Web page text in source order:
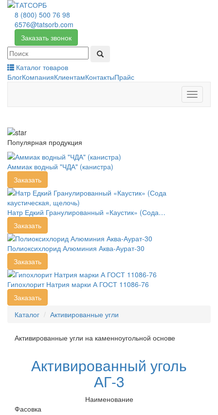
8 (800) 500 76 98
6576@tatsorb.com
Заказать звонок
Каталог товаров
БлогКомпанияКлиентамКонтактыПрайс
Toggle
Популярная продукция
Аммиак водный "ЧДА" (канистра)
Заказать
Натр Едкий Гранулированный «Каустик» (Сода…
Заказать
Полиоксихлорид Алюминия Аква-Аурат-30
Заказать
Гипохлорит Натрия марки А ГОСТ 11086-76
Заказать
Каталог
Активированные угли
Активированные угли на каменноугольной основе
Активированный уголь
АГ-3
Наименование
Фасовка